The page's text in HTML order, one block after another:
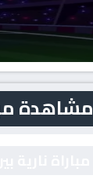
مشاهدة مباراة